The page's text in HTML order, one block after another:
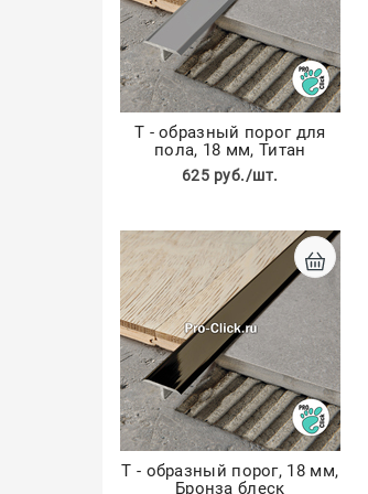
Т - образный порог для
пола, 18 мм, Титан
625 руб./шт.
Т - образный порог, 18 мм,
Бронза блеск